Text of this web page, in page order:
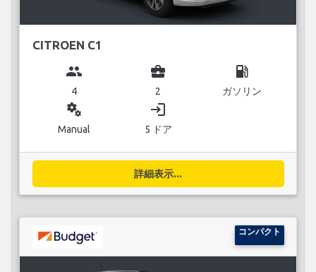
CITROEN C1
group
4
business_center
2
local_gas_station
ガソリン
miscellaneous_services
Manual
login
5 ドア
詳細表示...
コンパクト